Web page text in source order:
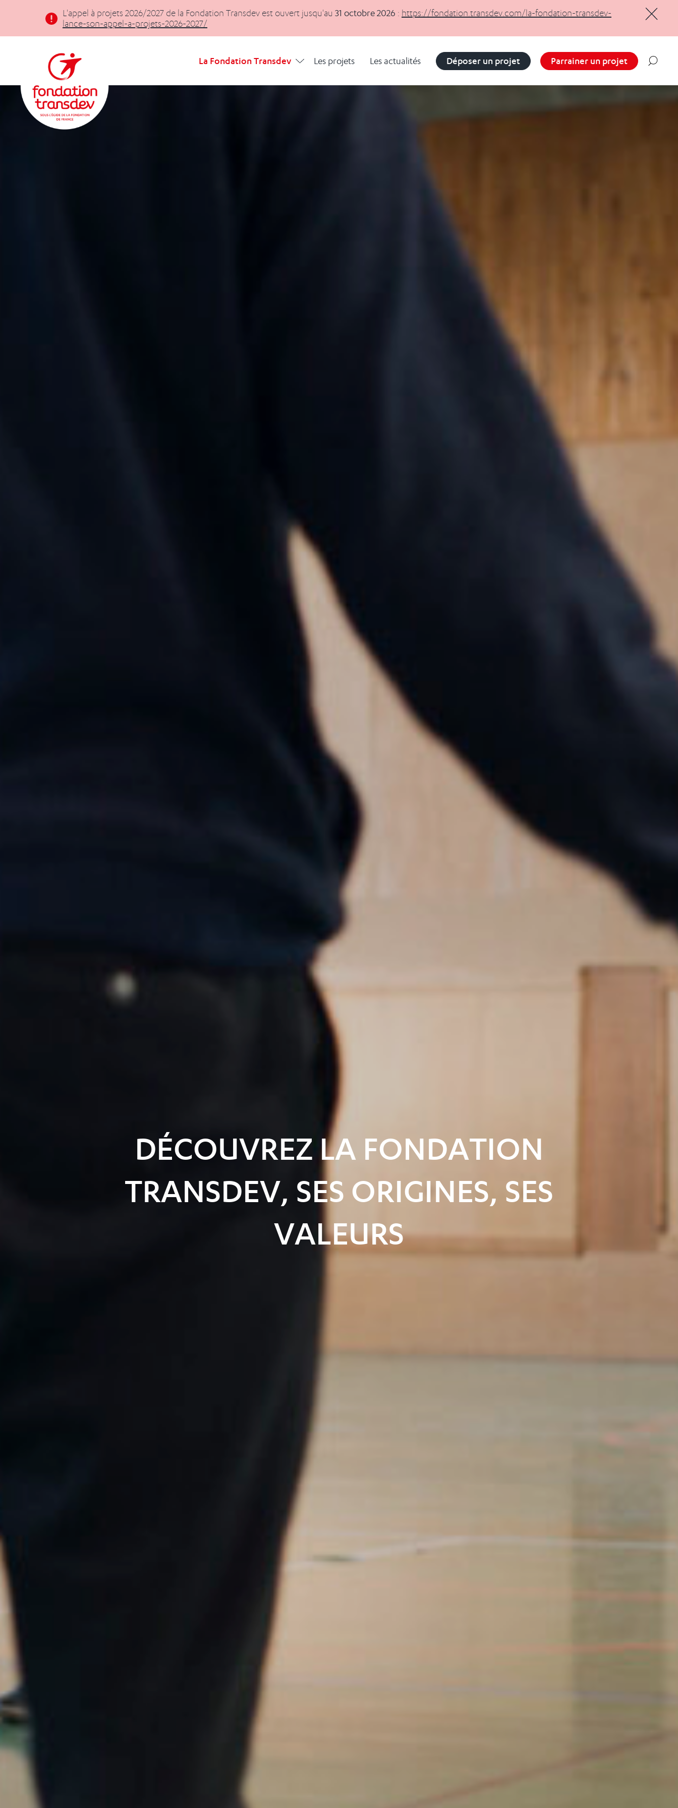
L'appel à projets 2026/2027 de la Fondation Transdev est ouvert jusqu'au 31 octobre 2026 : https://fondation.transdev.com/la-fondation-transdev-
lance-son-appel-a-projets-2026-2027/
La Fondation Transdev DéplierLa Fondation Transdev
Les projets Les actualités Déposer un projet Parrainer un projet
DÉCOUVREZ LA FONDATION
TRANSDEV, SES ORIGINES, SES
VALEURS